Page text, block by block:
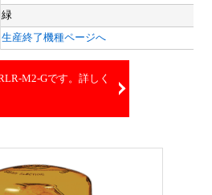
緑
生産終了機種ページへ
M2-Gです。詳しく